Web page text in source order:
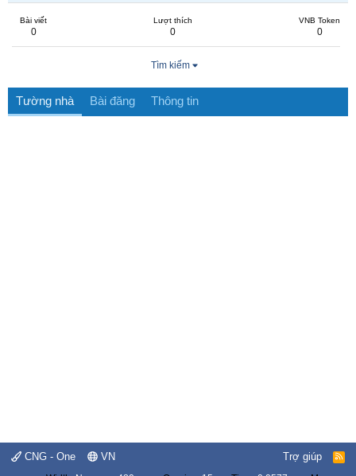
Bài viết
0
Lượt thích
0
VNB Token
0
Tìm kiếm
Tường nhà Bài đăng Thông tin
CNG - One VN Trợ giúp
R